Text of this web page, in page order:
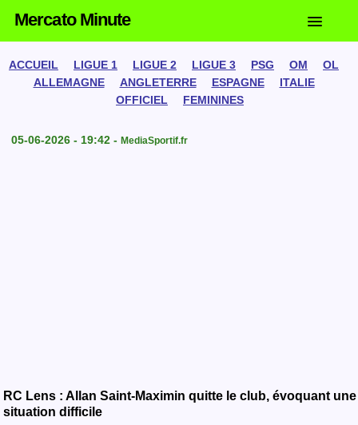
Mercato Minute
ACCUEIL LIGUE 1 LIGUE 2 LIGUE 3 PSG OM
OL
ALLEMAGNE
ANGLETERRE ESPAGNE
ITALIE
OFFICIEL
FEMININES
05-06-2026 - 19:42 - MediaSportif.fr
RC Lens : Allan Saint-Maximin quitte le club, évoquant une
situation difficile